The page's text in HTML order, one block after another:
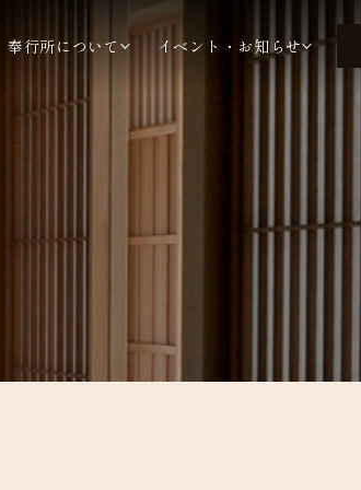
奉行所について イベント・お知らせ